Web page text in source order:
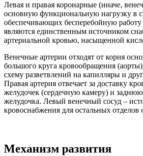
Левая и правая коронарные (иначе,
основную функциональную нагрузку в
обеспечивающих бесперебойную
являются единственным источником
артериальной кровью, насыщенной
Венечные артерии отходят от корня
большого круга кровообращения
схему разветвлений на капилляры и
Правая артерия отвечает за доставку
желудочек (сердечную камеру) и заднюю
желудочка. Левый венечный сосуд –
кровоснабжения для остальных отделов
Механизм развития